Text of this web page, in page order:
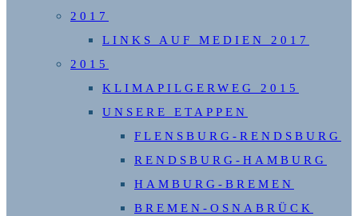
2017
LINKS AUF MEDIEN 2017
2015
KLIMAPILGERWEG 2015
UNSERE ETAPPEN
FLENSBURG-RENDSBURG
RENDSBURG-HAMBURG
HAMBURG-BREMEN
BREMEN-OSNABRÜCK